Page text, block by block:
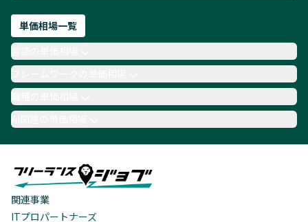
単価相場一覧
職種の単価相場
AI関連の単価相場
関連事業
ITプロパートナーズ